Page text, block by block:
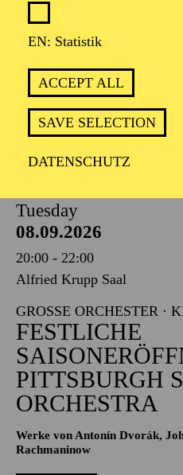
EN: Statistik
ACCEPT ALL
SAVE SELECTION
DATENSCHUTZ
BLICK AUF
STIMMEN
LAGE
TICKETS
8,00€
Tuesday
08.09.2026
20:00 - 22:00
Alfried Krupp Saal
GROSSE ORCHESTER ·
FESTLICHE
PITTSBURGH
ORCHESTRA
Werke von Antonín Dvorák,
Rachmaninow